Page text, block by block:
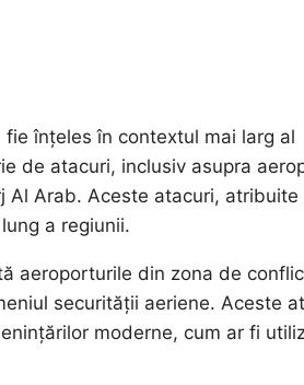
înțeles în contextul mai larg al
de atacuri, inclusiv asupra
Arab. Aceste atacuri, atribuite
a regiunii.
aeroporturile din zona de
securității aeriene. Aceste
moderne, cum ar fi